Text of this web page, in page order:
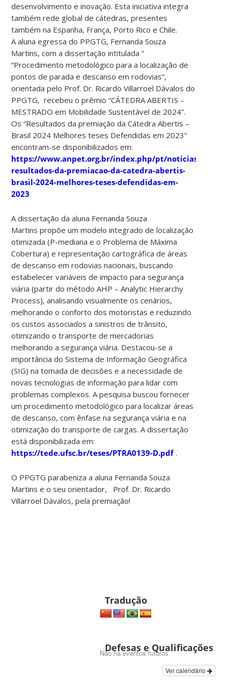
desenvolvimento e inovação. Esta iniciativa integra
também rede global de cátedras, presentes
também na Espanha, França, Porto Rico e Chile.
A aluna egressa do PPGTG, Fernanda Souza
Martins, com a dissertação intitulada ”
“Procedimento metodológico para a localização de
pontos de parada e descanso em rodovias“,
orientada pelo Prof. Dr. Ricardo Villarroel Dávalos do
PPGTG, recebeu o prêmio “CÁTEDRA ABERTIS –
MESTRADO em Mobilidade Sustentável de 2024”.
Os “Resultados da premiação da Cátedra Abertis –
Brasil 2024 Melhores teses Defendidas em 2023”
encontram-se disponibilizados em:
https://www.anpet.org.br/index.php/pt/noticias/286-
resultados-da-premiacao-da-catedra-abertis-
brasil-2024-melhores-teses-defendidas-em-
2023
A dissertação da aluna Fernanda Souza
Martins propõe um modelo integrado de localização
otimizada (P-mediana e o Problema de Máxima
Cobertura) e representação cartográfica de áreas
de descanso em rodovias nacionais, buscando
estabelecer variáveis de impacto para segurança
viária (partir do método AHP – Analytic Hierarchy
Process), analisando visualmente os cenários,
melhorando o conforto dos motoristas e reduzindo
os custos associados a sinistros de trânsito,
otimizando o transporte de mercadorias
melhorando a segurança viária. Destacou-se a
importância do Sistema de Informação Geográfica
(SIG) na tomada de decisões e a necessidade de
novas tecnologias de informação para lidar com
problemas complexos. A pesquisa buscou fornecer
um procedimento metodológico para localizar áreas
de descanso, com ênfase na segurança viária e na
otimização do transporte de cargas. A dissertação
está disponibilizada em:
https://tede.ufsc.br/teses/PTRA0139-D.pdf.
O PPGTG parabeniza a aluna Fernanda Souza
Martins e o seu orientador, Prof. Dr. Ricardo
Villarroel Dávalos, pela premiação!
Tradução
Defesas e Qualificações
Não há eventos futuros
Ver calendário